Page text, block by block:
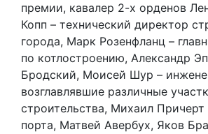
премии, кавалер 2-х орденов
Копп – технический директор
города, Марк Розенфланц –
по котлостроению, Александр
Бродский, Моисей Шур –
возглавлявшие различные
строительства, Михаил Причерт
порта, Матвей Авербух, Яков